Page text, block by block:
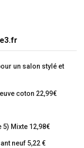
un salon stylé et
coton 22,99€
5) Mixte 12,98€
neuf 5,22 €